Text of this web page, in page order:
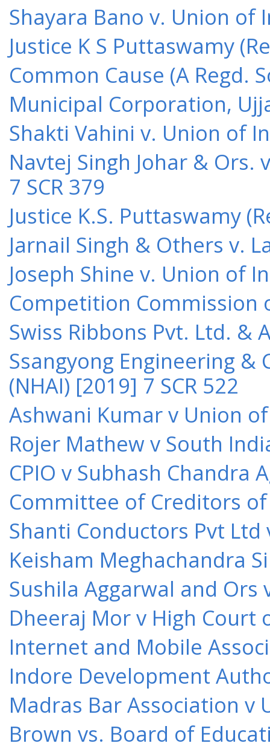
Shayara Bano v. Union of
Justice K S Puttaswamy
Common Cause (A Regd.
Municipal Corporation,
Shakti Vahini v. Union of
Navtej Singh Johar &
7 SCR 379
Justice K.S. Puttaswamy
Jarnail Singh & Others v.
Joseph Shine v. Union of
Competition Commission
Swiss Ribbons Pvt. Ltd. &
Ssangyong Engineering
(NHAI) [2019] 7 SCR 522
Ashwani Kumar v Union
Rojer Mathew v South
CPIO v Subhash Chandra
Committee of Creditors of
Shanti Conductors Pvt Ltd
Keisham Meghachandra
Sushila Aggarwal and Ors
Dheeraj Mor v High Court
Internet and Mobile
Indore Development
Madras Bar Association v
Brown vs. Board of